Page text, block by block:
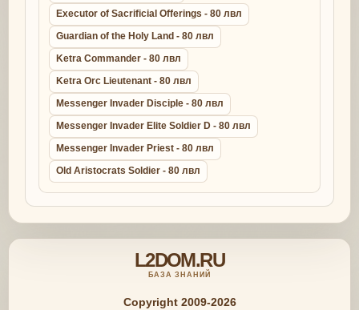
Executor of Sacrificial Offerings - 80 лвл
Guardian of the Holy Land - 80 лвл
Ketra Commander - 80 лвл
Ketra Orc Lieutenant - 80 лвл
Messenger Invader Disciple - 80 лвл
Messenger Invader Elite Soldier D - 80 лвл
Messenger Invader Priest - 80 лвл
Old Aristocrats Soldier - 80 лвл
L2DOM.RU
БАЗА ЗНАНИЙ
Copyright 2009-2026